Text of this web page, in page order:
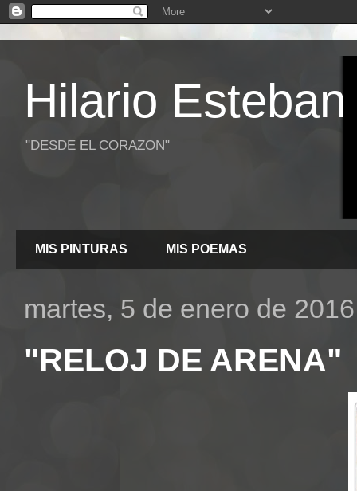
Hilario
"DESDE EL CORAZON"
MIS PINTURAS MIS POEMAS
martes, 5 de enero de 2016
"RELOJ DE ARENA"